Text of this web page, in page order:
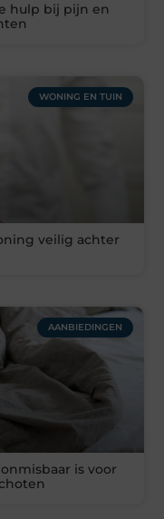
hulp bij pijn en
WONING EN TUIN
veilig achter
AANBIEDINGEN
is voor